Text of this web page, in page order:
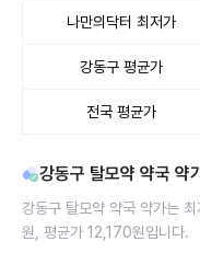
나만의닥터 최저가
강동구 평균가
전국 평균가
강동구 탈모약 약국 약
강동구 탈모약 약국 약가는
원, 평균가 12,170원입니다.